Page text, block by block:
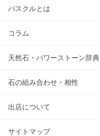
パスクルとは
コラム
天然石・パワーストーン辞典
石の組み合わせ・相性
出店について
サイトマップ